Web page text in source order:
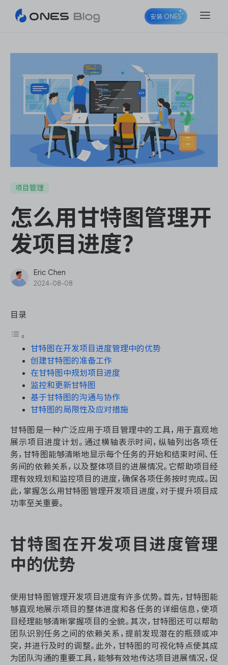
ONES Project
ONES Wiki
ONES Desk
ONES Assistant
瀑布项目管理
测试管理
研发效能管理
DevOps
资源和工时管理
服务台和工单管理
ASPICE 研发管理
ONES 资讯
安装 ONES
项目管理
怎么用甘特图管理开
发项目进度？
Eric Chen
2024-08-08
目录
甘特图在开发项目进度管理中的优势
创建甘特图的准备工作
在甘特图中规划项目进度
监控和更新甘特图
基于甘特图的沟通与协作
甘特图的局限性及应对措施
甘特图是一种广泛应用于项目管理中的工具，用于直观地
展示项目进度计划。通过横轴表示时间，纵轴列出各项任
务，甘特图能够清晰地显示每个任务的开始和结束时间、任
务间的依赖关系，以及整体项目的进展情况。它帮助项目经
理有效规划和监控项目的进度，确保各项任务按时完成。因
此，掌握怎么用甘特图管理开发项目进度，对于提升项目成
功率至关重要。
甘特图在开发项目进度管理
中的优势
使用甘特图管理开发项目进度有许多优势。首先，甘特图能
够直观地展示项目的整体进度和各任务的详细信息，使项
目经理能够清晰掌握项目的全貌。其次，甘特图还可以帮助
团队识别任务之间的依赖关系，提前发现潜在的瓶颈或冲
突，并进行及时的调整。此外，甘特图的可视化特点使其成
为团队沟通的重要工具，能够有效地传达项目进展情况，促